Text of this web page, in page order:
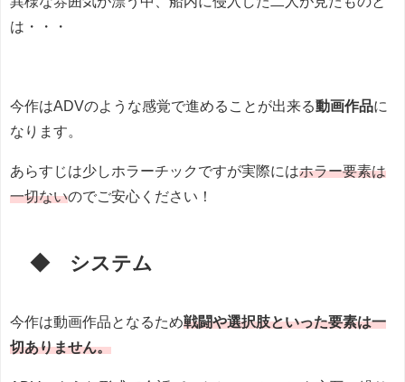
は・・・
今作はADVのような感覚で進めることが出来る動画作品に
なります。
あらすじは少しホラーチックですが実際にはホラー要素は
一切ないのでご安心ください！
◆ システム
今作は動画作品となるため戦闘や選択肢といった要素は一
切ありません。